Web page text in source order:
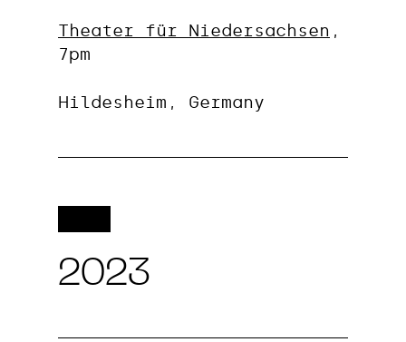
Theater für Niedersachsen ,
7pm
Hildesheim, Germany
2023